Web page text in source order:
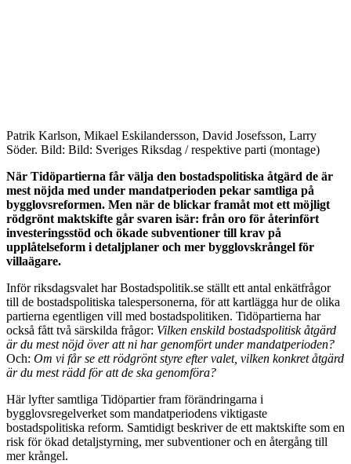
Patrik Karlson, Mikael Eskilandersson, David Josefsson, Larry
Söder. Bild: Bild: Sveriges Riksdag / respektive parti (montage)
När Tidöpartierna får välja den bostadspolitiska åtgärd de är
mest nöjda med under mandatperioden pekar samtliga på
bygglovsreformen. Men när de blickar framåt mot ett möjligt
rödgrönt maktskifte går svaren isär: från oro för återinfört
investeringsstöd och ökade subventioner till krav på
upplåtelseform i detaljplaner och mer bygglovskrångel för
villaägare.
Inför riksdagsvalet har Bostadspolitik.se ställt ett antal enkätfrågor
till de bostadspolitiska talespersonerna, för att kartlägga hur de olika
partierna egentligen vill med bostadspolitiken. Tidöpartierna har
också fått två särskilda frågor: Vilken enskild bostadspolitisk åtgärd
är du mest nöjd över att ni har genomfört under mandatperioden?
Och: Om vi får se ett rödgrönt styre efter valet, vilken konkret åtgärd
är du mest rädd för att de ska genomföra?
Här lyfter samtliga Tidöpartier fram förändringarna i
bygglovsregelverket som mandatperiodens viktigaste
bostadspolitiska reform. Samtidigt beskriver de ett maktskifte som en
risk för ökad detaljstyrning, mer subventioner och en återgång till
mer krångel.